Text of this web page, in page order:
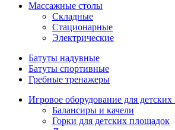
Массажные столы
Складные
Стационарные
Электрические
Батуты надувные
Батуты спортивные
Гребные тренажеры
Игровое оборудование для
Балансиры и качели
Горки для детских площадок